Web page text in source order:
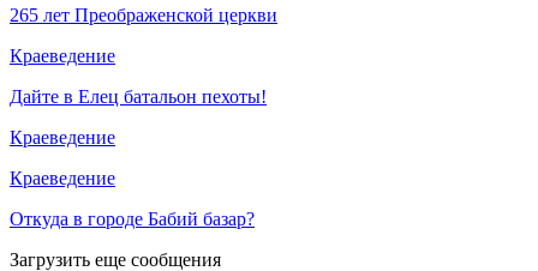
265 лет Преображенской церкви
Краеведение
Дайте в Елец батальон пехоты!
Краеведение
Краеведение
Откуда в городе Бабий базар?
Загрузить еще сообщения